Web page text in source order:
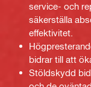
service- och
säkerställa
effektivitet.
bidrar till att
Stöldskydd